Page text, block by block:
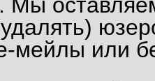
мейлы или